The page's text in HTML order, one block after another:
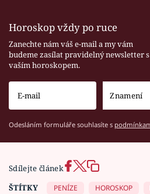
Horoskop vždy po ruce
Zanechte nám váš e-mail a my vám
budeme zasílat pravidelný newsletter s
vaším horoskopem.
Odesláním formuláře souhlasíte s
Sdílejte článek
ŠTÍTKY
PENÍZE HOROSKOP